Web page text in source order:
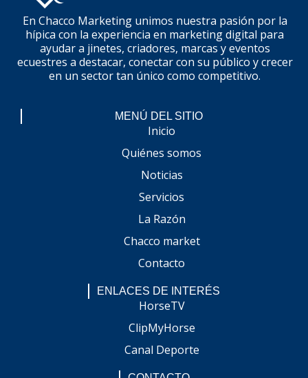
En Chacco Marketing unimos nuestra pasión por la
hípica con la experiencia en marketing digital para
ayudar a jinetes, criadores, marcas y eventos
ecuestres a destacar, conectar con su público y crecer
en un sector tan único como competitivo.
MENÚ DEL SITIO
Inicio
Quiénes somos
Noticias
Servicios
La Razón
Chacco market
Contacto
ENLACES DE INTERÉS
HorseTV
ClipMyHorse
Canal Deporte